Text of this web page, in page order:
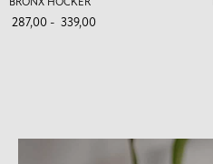
BRONX HOCKER
287,00 - 339,00